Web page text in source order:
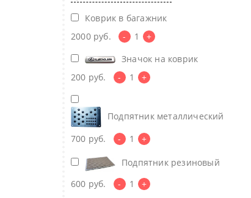
Коврик в багажник
2000 руб. - 1
+
Значок на коврик
200 руб. - 1 +
Подпятник металлический
700 руб. - 1 +
Подпятник резиновый
600 руб. - 1 +